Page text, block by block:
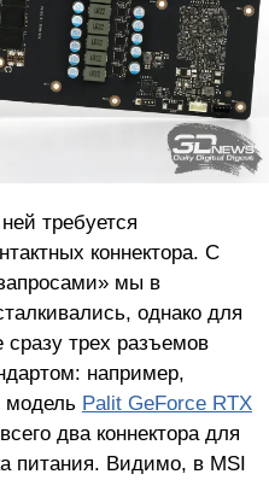
требуется
коннектора. С
мы в
однако для
трех разъемов
например,
модель Palit GeForce RTX
два коннектора для
питания. Видимо, в MSI